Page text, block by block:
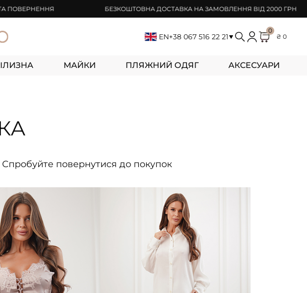
БЕЗКОШТОВНА ДОСТАВКА НА ЗАМОВЛЕННЯ ВІД 2000 ГРН
EN+38 067 516 22 21
0
₴ 0
МАЙКИ ПЛЯЖНИЙ ОДЯГ АКСЕСУАРИ
повернутися до покупок